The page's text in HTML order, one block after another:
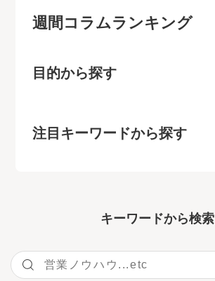
週間コラムランキング
目的から探す
注目キーワードから探す
キーワー ドから検索